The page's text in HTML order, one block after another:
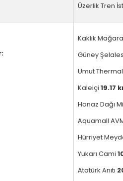
Üzerlik Tren
Kaklık
Güney
Umut
Kaleiçi 19.17
Honaz Dağı
Aquamall
Hürriyet
Yukarı Cami
Atatürk Anıtı